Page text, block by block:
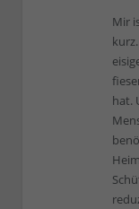
Mir
hat.